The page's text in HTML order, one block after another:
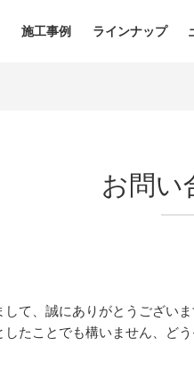
施工事例 ラインナップ
お問い
て、誠にありがとうございま
たことでも構いません、ど